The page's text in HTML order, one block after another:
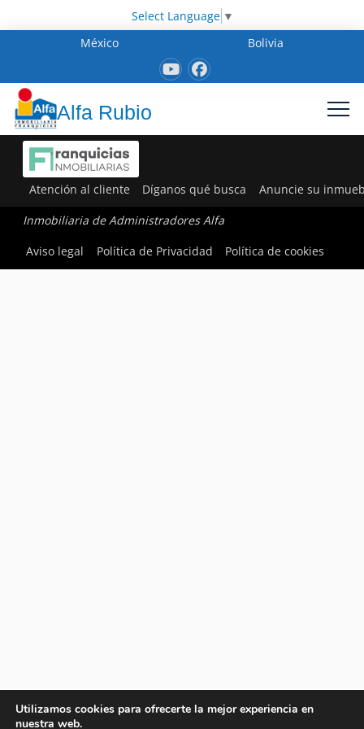
Select Language ▼
México
Bolivia
Alfa Rubio
Atención al cliente Díganos qué busca Anuncie su
Inmobiliaria de Administradores Alfa
Aviso legal
Política de Privacidad Política de cookies
Utilizamos cookies para ofrecerte la mejor experiencia en
nuestra web.